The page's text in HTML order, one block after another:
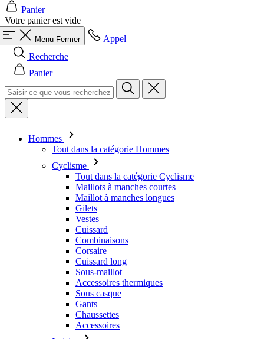
Recherche
Panier
Hommes
Tout dans la catégorie Hommes
Maillot à manches longues
Gilets
Vestes
Cuissard
Combinaisons
Corsaire
Cuissard long
Sous-maillot
Accessoires thermiques
Sous casque
Gants
Chaussettes
Accessoires
Loisirs
Tout dans la catégorie Loisirs
T-shirts
Sweatshirt
Couvre-chef – bonnet